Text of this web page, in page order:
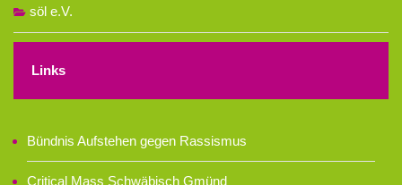
söl e.V.
Links
Bündnis Aufstehen gegen Rassismus
Critical Mass Schwäbisch Gmünd